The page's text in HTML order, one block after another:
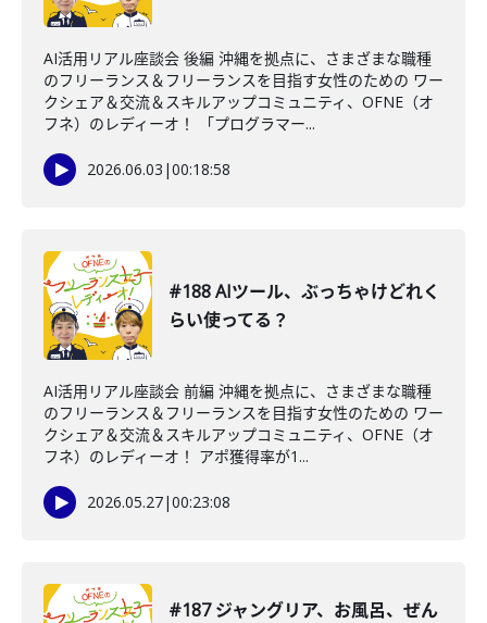
AI活用リアル座談会 後編 沖縄を拠点に、さまざまな職種
のフリーランス＆フリーランスを目指す女性のための ワー
クシェア＆交流＆スキルアップコミュニティ、OFNE（オ
フネ）のレディーオ！ 「プログラマー...
2026.06.03 |00:18:58
#188 AIツール、ぶっちゃけどれく
らい使ってる？
AI活用リアル座談会 前編 沖縄を拠点に、さまざまな職種
のフリーランス＆フリーランスを目指す女性のための ワー
クシェア＆交流＆スキルアップコミュニティ、OFNE（オ
フネ）のレディーオ！ アポ獲得率が1...
2026.05.27|00:23:08
#187 ジャングリア、お風呂、ぜん